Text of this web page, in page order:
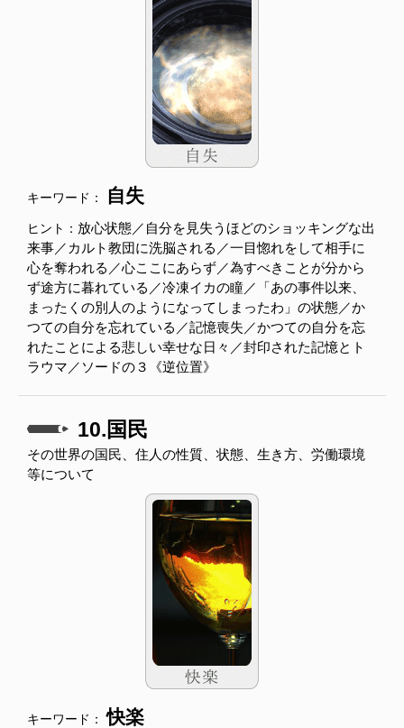
キーワード： 自失
ヒント： 放心状態／自分を見失うほどのショッキングな出
来事／カルト教団に洗脳される／一目惚れをして相手に
心を奪われる／心ここにあらず／為すべきことが分から
ず途方に暮れている／冷凍イカの瞳／「あの事件以来、
まったくの別人のようになってしまったわ」の状態／か
つての自分を忘れている／記憶喪失／かつての自分を忘
れたことによる悲しい幸せな日々／封印された記憶とト
ラウマ／ソードの３《逆位置》
10.国民
その世界の国民、住人の性質、状態、生き方、労働環境
等について
キーワード：快楽